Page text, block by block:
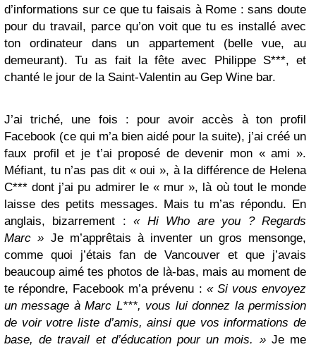
d’informations sur ce que tu faisais à Rome : sans doute
pour du travail, parce qu’on voit que tu es installé avec
ton ordinateur dans un appartement (belle vue, au
demeurant). Tu as fait la fête avec Philippe S***, et
chanté le jour de la Saint-Valentin au Gep Wine bar.
J’ai triché, une fois : pour avoir accès à ton profil
Facebook (ce qui m’a bien aidé pour la suite), j’ai créé un
faux profil et je t’ai proposé de devenir mon « ami ».
Méfiant, tu n’as pas dit « oui », à la différence de Helena
C*** dont j’ai pu admirer le « mur », là où tout le monde
laisse des petits messages. Mais tu m’as répondu. En
anglais, bizarrement :« Hi Who are you ? Regards
Marc » Je m’apprêtais à inventer un gros mensonge,
comme quoi j’étais fan de Vancouver et que j’avais
beaucoup aimé tes photos de là-bas, mais au moment de
te répondre, Facebook m’a prévenu : « Si vous envoyez
un message à Marc L***, vous lui donnez la permission
de voir votre liste d’amis, ainsi que vos informations de
base, de travail et d’éducation pour un mois. » Je me